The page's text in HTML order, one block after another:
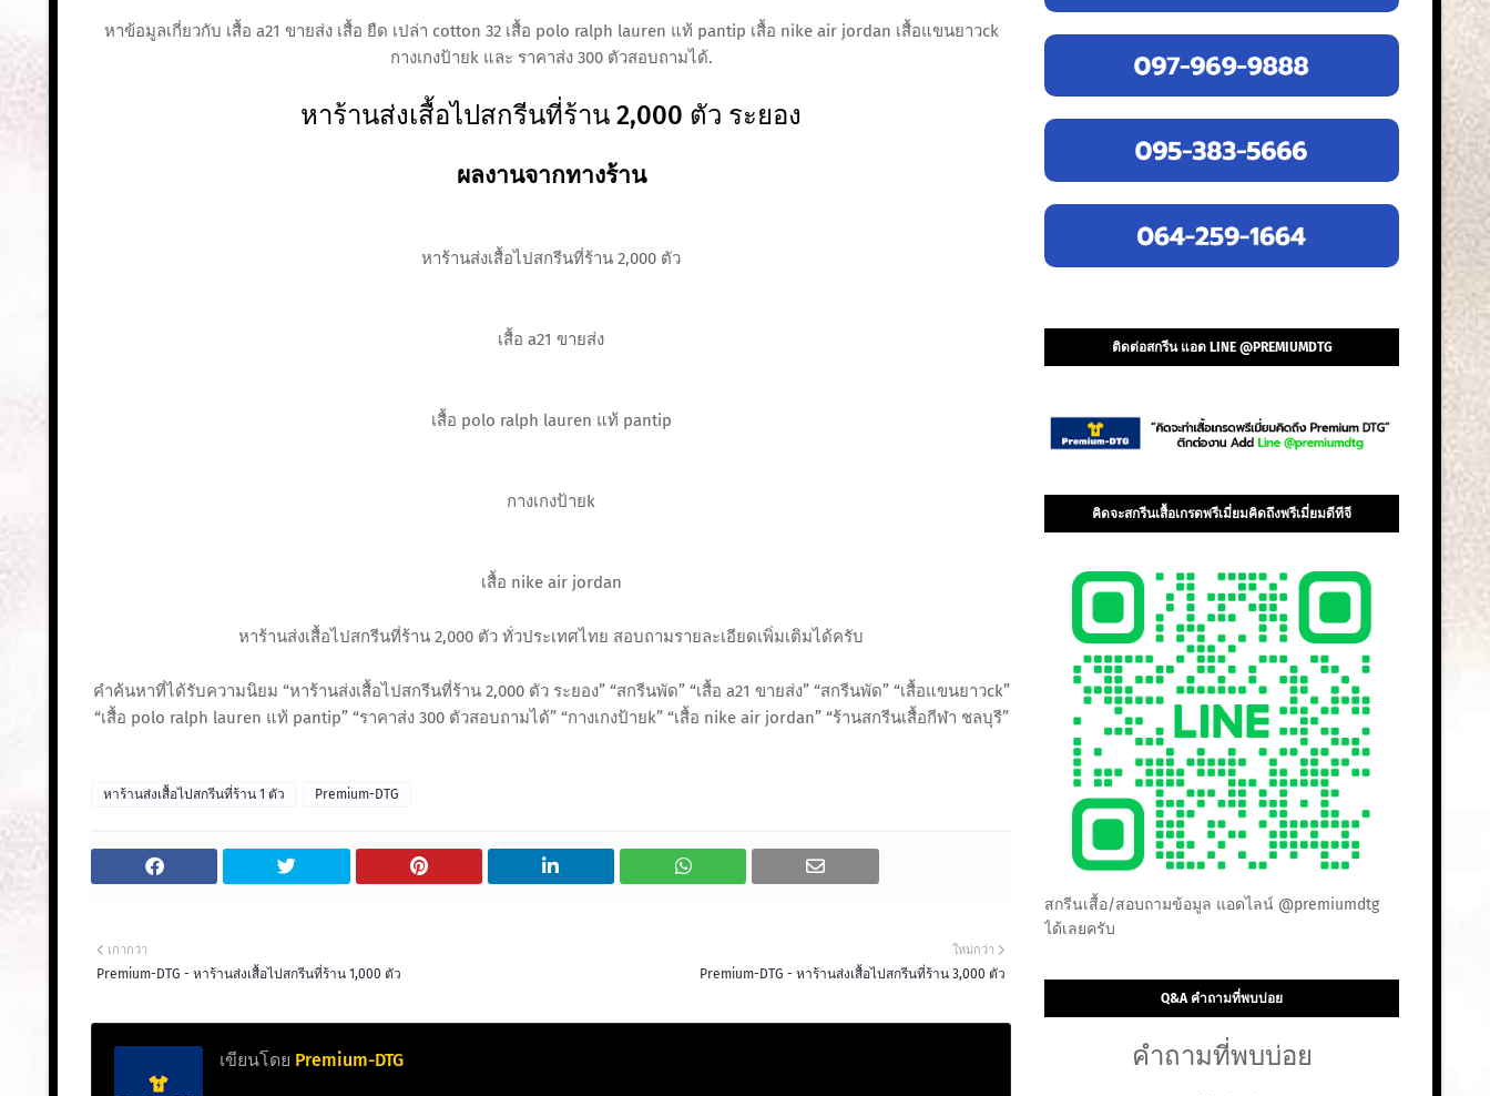
หาข้อมูลเกี่ยวกับ เสื้อ a21 ขายส่ง เสื้อ ยืด เปล่า cotton 32 เสื้อ polo ralph lauren แท้ pantip เสื้อ nike air jordan เสื้อแขนยาวck
กางเกงป้ายk และ ราคาส่ง 300 ตัวสอบถามได้.
หาร้านส่งเสื้อไปสกรีนที่ร้าน 2,000 ตัว ระยอง
ผลงานจากทางร้าน
หาร้านส่งเสื้อไปสกรีนที่ร้าน 2,000 ตัว
เสื้อ a21 ขายส่ง
เสื้อ polo ralph lauren แท้ pantip
กางเกงป้ายk
เสื้อ nike air jordan
หาร้านส่งเสื้อไปสกรีนที่ร้าน 2,000 ตัว ทั่วประเทศไทย สอบถามรายละเอียดเพิ่มเติมได้ครับ
คำค้นหาที่ได้รับความนิยม “หาร้านส่งเสื้อไปสกรีนที่ร้าน 2,000 ตัว ระยอง” “สกรีนพัด” “เสื้อ a21 ขายส่ง” “สกรีนพัด” “เสื้อแขนยาวck”
“เสื้อ polo ralph lauren แท้ pantip” “ราคาส่ง 300 ตัวสอบถามได้” “กางเกงป้ายk” “เสื้อ nike air jordan” “ร้านสกรีนเสื้อกีฬา ชลบุรี”
หาร้านส่งเสื้อไปสกรีนที่ร้าน 1 ตัว Premium-DTG
ใหม่กว่า
Premium-DTG - หาร้านส่งเสื้อไปสกรีนที่ร้าน 3,000 ตัว
เก่ากว่า
Premium-DTG - หาร้านส่งเสื้อไปสกรีนที่ร้าน 1,000 ตัว
เขียนโดย Premium-DTG
ติดต่อสกรีน แอด LINE @PREMIUMDTG
คิดจะสกรีนเสื้อเกรดพรีเมี่ยมคิดถึงพรีเมี่ยมดีทีจี
สกรีนเสื้อ/สอบถามข้อมูล แอดไลน์ @premiumdtg
ได้เลยครับ
Q&A คำถามที่พบบ่อย
คำถามที่พบบ่อย